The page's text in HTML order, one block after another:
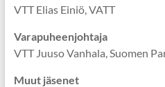
VTT Elias Einiö, VATT
Varapuheenjohtaja
VTT Juuso Vanhala, Suomen
Muut jäsenet